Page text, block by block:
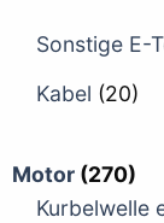
Sonstige E-
Kabel (20)
Motor (270)
Kurbelwelle